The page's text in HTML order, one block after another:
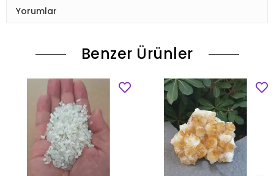
Yorumlar
Benzer Ürünler